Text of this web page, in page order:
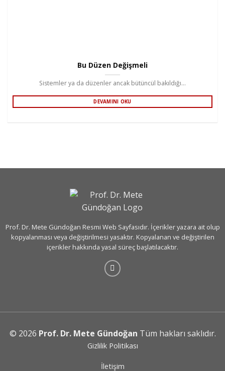
Bu Düzen Değişmeli
Sistemler ya da düzenler ancak bütüncül bakıldığı...
DEVAMINI OKU
Prof. Dr. Mete Gündoğan Resmi Web Sayfasıdır. İçerikler yazara ait olup
kopyalanması veya değiştirilmesi yasaktır. Kopyalanan ve değiştirilen
içerikler hakkında yasal süreç başlatılacaktır.
© 2026 Prof. Dr. Mete Gündoğan Tüm hakları saklıdır.
Gizlilik Politikası
İletişim